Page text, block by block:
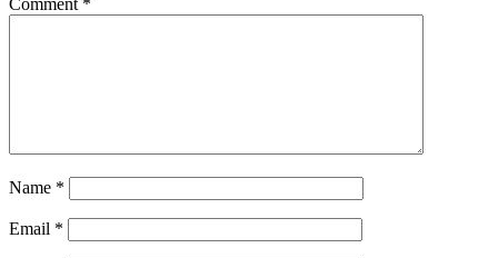
Name *
Email *